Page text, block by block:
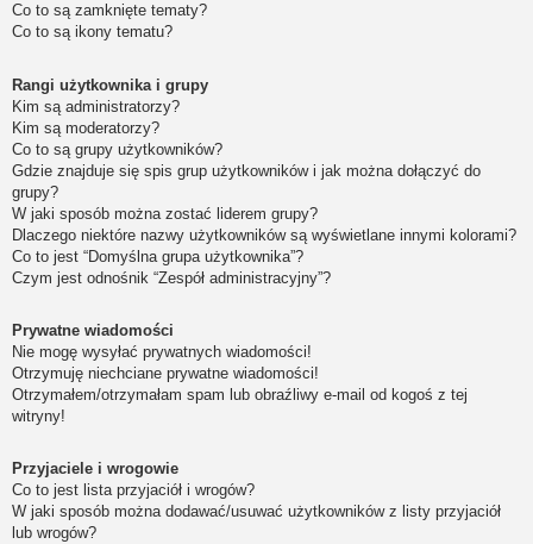
Co to są zamknięte tematy?
Co to są ikony tematu?
Rangi użytkownika i grupy
Kim są administratorzy?
Kim są moderatorzy?
Co to są grupy użytkowników?
Gdzie znajduje się spis grup użytkowników i jak można dołączyć do
grupy?
W jaki sposób można zostać liderem grupy?
Dlaczego niektóre nazwy użytkowników są wyświetlane innymi kolorami?
Co to jest “Domyślna grupa użytkownika”?
Czym jest odnośnik “Zespół administracyjny”?
Prywatne wiadomości
Nie mogę wysyłać prywatnych wiadomości!
Otrzymuję niechciane prywatne wiadomości!
Otrzymałem/otrzymałam spam lub obraźliwy e-mail od kogoś z tej
witryny!
Przyjaciele i wrogowie
Co to jest lista przyjaciół i wrogów?
W jaki sposób można dodawać/usuwać użytkowników z listy przyjaciół
lub wrogów?